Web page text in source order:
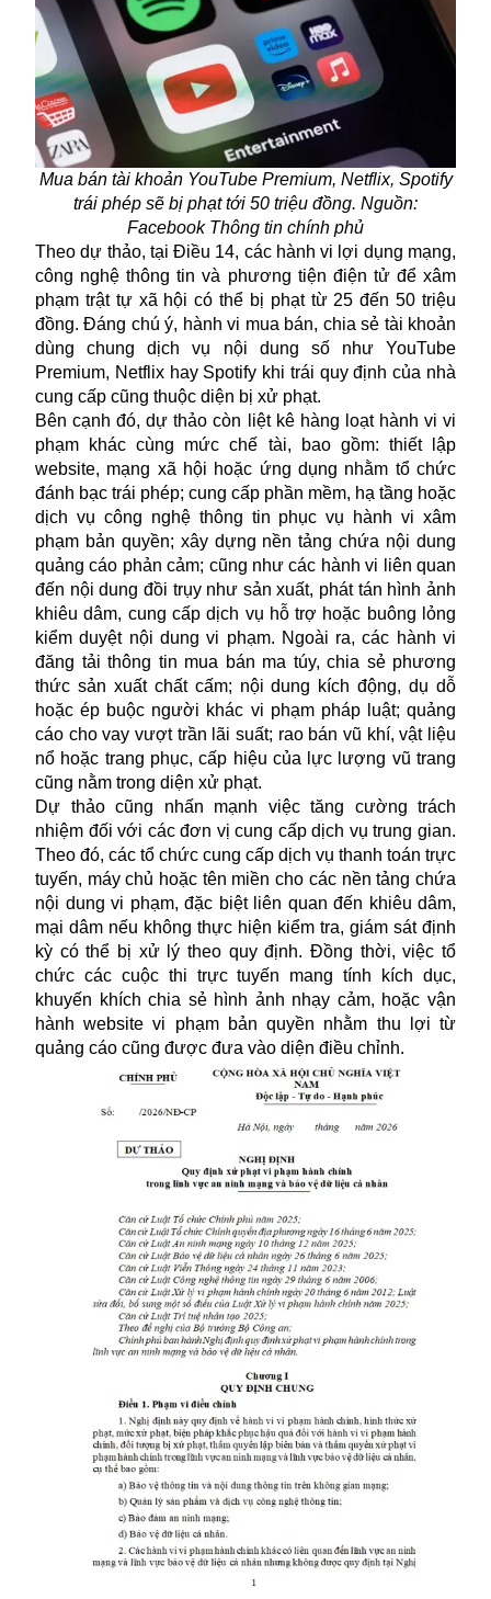
Mua bán tài khoản YouTube Premium, Netflix, Spotify
trái phép sẽ bị phạt tới 50 triệu đồng. Nguồn:
Facebook Thông tin chính phủ
Theo dự thảo, tại Điều 14, các hành vi lợi dụng mạng,
công nghệ thông tin và phương tiện điện tử để xâm
phạm trật tự xã hội có thể bị phạt từ 25 đến 50 triệu
đồng. Đáng chú ý, hành vi mua bán, chia sẻ tài khoản
dùng chung dịch vụ nội dung số như YouTube
Premium, Netflix hay Spotify khi trái quy định của nhà
cung cấp cũng thuộc diện bị xử phạt.
Bên cạnh đó, dự thảo còn liệt kê hàng loạt hành vi vi
phạm khác cùng mức chế tài, bao gồm: thiết lập
website, mạng xã hội hoặc ứng dụng nhằm tổ chức
đánh bạc trái phép; cung cấp phần mềm, hạ tầng hoặc
dịch vụ công nghệ thông tin phục vụ hành vi xâm
phạm bản quyền; xây dựng nền tảng chứa nội dung
quảng cáo phản cảm; cũng như các hành vi liên quan
đến nội dung đồi trụy như sản xuất, phát tán hình ảnh
khiêu dâm, cung cấp dịch vụ hỗ trợ hoặc buông lỏng
kiểm duyệt nội dung vi phạm. Ngoài ra, các hành vi
đăng tải thông tin mua bán ma túy, chia sẻ phương
thức sản xuất chất cấm; nội dung kích động, dụ dỗ
hoặc ép buộc người khác vi phạm pháp luật; quảng
cáo cho vay vượt trần lãi suất; rao bán vũ khí, vật liệu
nổ hoặc trang phục, cấp hiệu của lực lượng vũ trang
cũng nằm trong diện xử phạt.
Dự thảo cũng nhấn mạnh việc tăng cường trách
nhiệm đối với các đơn vị cung cấp dịch vụ trung gian.
Theo đó, các tổ chức cung cấp dịch vụ thanh toán trực
tuyến, máy chủ hoặc tên miền cho các nền tảng chứa
nội dung vi phạm, đặc biệt liên quan đến khiêu dâm,
mại dâm nếu không thực hiện kiểm tra, giám sát định
kỳ có thể bị xử lý theo quy định. Đồng thời, việc tổ
chức các cuộc thi trực tuyến mang tính kích dục,
khuyến khích chia sẻ hình ảnh nhạy cảm, hoặc vận
hành website vi phạm bản quyền nhằm thu lợi từ
quảng cáo cũng được đưa vào diện điều chỉnh.